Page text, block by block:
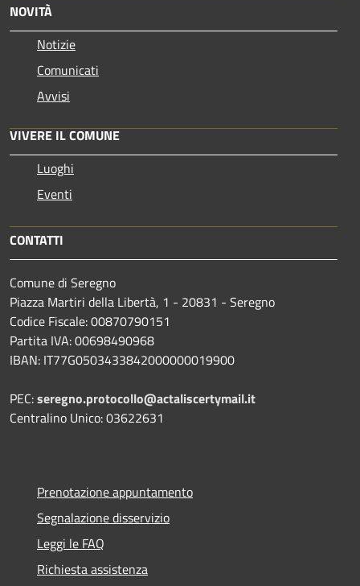
NOVITÀ
Notizie
Comunicati
Avvisi
VIVERE IL COMUNE
Luoghi
Eventi
CONTATTI
Comune di Seregno
Piazza Martiri della Libertà, 1 - 20831 - Seregno
Codice Fiscale: 00870790151
Partita IVA: 00698490968
IBAN: IT77G0503433842000000019900
PEC:seregno.protocollo@actaliscertymail.it
Centralino Unico: 03622631
Prenotazione appuntamento
Segnalazione disservizio
Leggi le FAQ
Richiesta assistenza